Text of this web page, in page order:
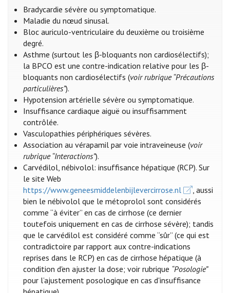
Bradycardie sévère ou symptomatique.
Maladie du nœud sinusal.
Bloc auriculo-ventriculaire du deuxième ou troisième
degré.
Asthme (surtout les β-bloquants non cardiosélectifs);
la BPCO est une contre-indication relative pour les β-
bloquants non cardiosélectifs (voir rubrique “Précautions
particulières”).
Hypotension artérielle sévère ou symptomatique.
Insuffisance cardiaque aiguë ou insuffisamment
contrôlée.
Vasculopathies périphériques sévères.
Association au vérapamil par voie intraveineuse (voir
rubrique “Interactions”).
Carvédilol, nébivolol: insuffisance hépatique (RCP). Sur
le site Web
https://www.geneesmiddelenbijlevercirrose.nl
, aussi
bien le nébivolol que le métoprolol sont considérés
comme “à éviter” en cas de cirrhose (ce dernier
toutefois uniquement en cas de cirrhose sévère); tandis
que le carvédilol est considéré comme “sûr” (ce qui est
contradictoire par rapport aux contre-indications
reprises dans le RCP) en cas de cirrhose hépatique (à
condition d'en ajuster la dose; voir rubrique “Posologie”
pour l’ajustement posologique en cas d'insuffisance